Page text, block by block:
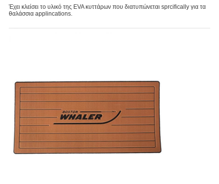
Έχει κλείσει το υλικό της EVA κυττάρων που διατυπώνεται sprcifically για τα
θαλάσσια applincations.